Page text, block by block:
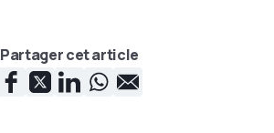
Partager cet article